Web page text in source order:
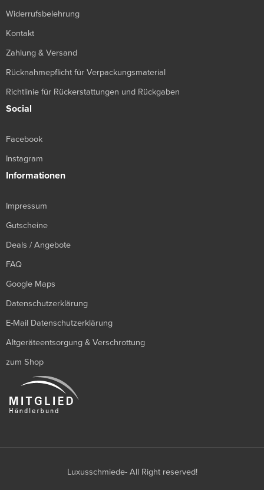
Widerrufsbelehrung
Kontakt
Zahlung & Versand
Rücknahmepflicht für Verpackungsmaterial
Richtlinie für Rückerstattungen und Rückgaben
Social
Facebook
Instagram
Informationen
Impressum
Gutscheine
Deals / Angebote
FAQ
Google Maps
Datenschutzerklärung
E-Mail Datenschutzerklärung
Altgeräteentsorgung & Verschrottung
zum Shop
Luxusschmiede- All Right reserved!